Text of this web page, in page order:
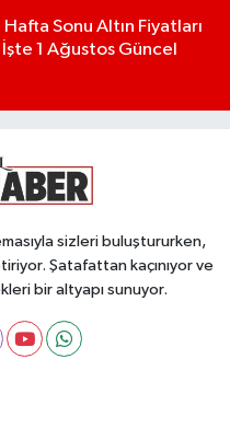
Sonu Altın Fiyatları
İşte 1 Ağustos Güncel
sizleri buluştururken,
Şatafattan kaçınıyor ve
bir altyapı sunuyor.